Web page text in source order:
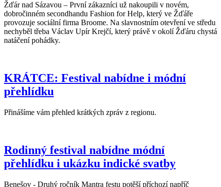
Žďár nad Sázavou – První zákazníci už nakoupili v novém,
dobročinném secondhandu Fashion for Help, který ve Žďáře
provozuje sociální firma Broome. Na slavnostním otevření ve středu
nechyběl třeba Václav Upír Krejčí, který právě v okolí Žďáru chystá
natáčení pohádky.
KRÁTCE: Festival nabídne i módní
přehlídku
Přinášíme vám přehled krátkých zpráv z regionu.
Rodinný festival nabídne módní
přehlídku i ukázku indické svatby
Benešov - Druhý ročník Mantra festu potěší příchozí napříč